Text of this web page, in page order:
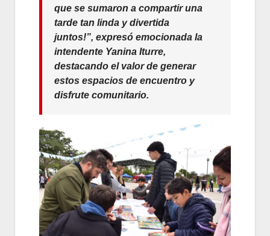
que se sumaron a compartir una
tarde tan linda y divertida
juntos!”, expresó emocionada la
intendente Yanina Iturre,
destacando el valor de generar
estos espacios de encuentro y
disfrute comunitario.